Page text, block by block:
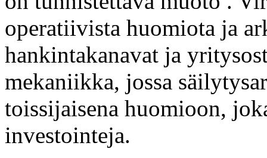
operatiivista huomiota ja
hankintakanavat ja
mekaniikka, jossa
toissijaisena huomioon,
investointeja.